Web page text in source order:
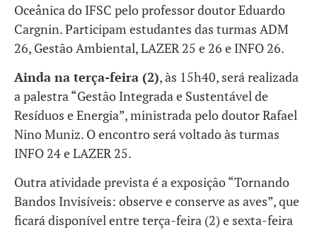
Oceânica do IFSC pelo professor doutor Eduardo
Cargnin. Participam estudantes das turmas ADM
26, Gestão Ambiental, LAZER 25 e 26 e INFO 26.
Ainda na terça-feira (2), às 15h40, será realizada
a palestra “Gestão Integrada e Sustentável de
Resíduos e Energia”, ministrada pelo doutor Rafael
Nino Muniz. O encontro será voltado às turmas
INFO 24 e LAZER 25.
Outra atividade prevista é a exposição “Tornando
Bandos Invisíveis: observe e conserve as aves”, que
ficará disponível entre terça-feira (2) e sexta-feira